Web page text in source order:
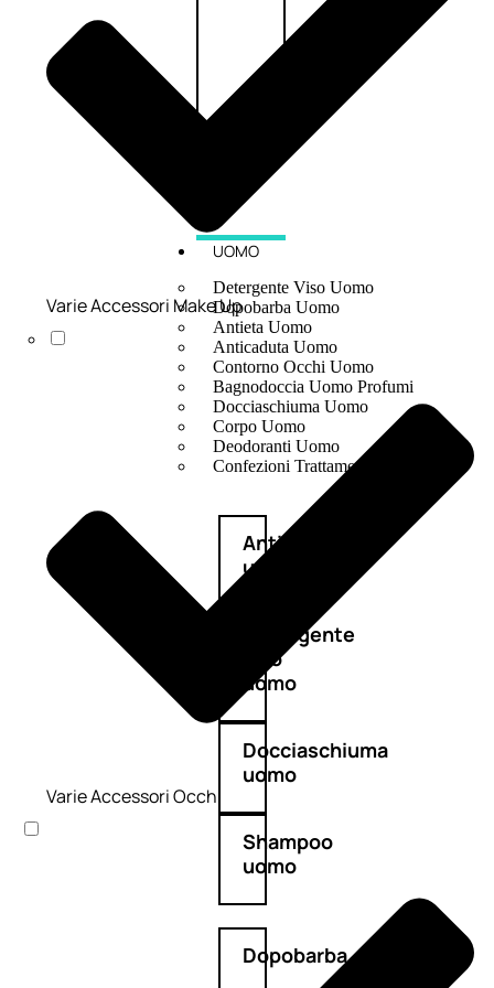
UOMO
Detergente Viso Uomo
Dopobarba Uomo
Antieta Uomo
Anticaduta Uomo
Contorno Occhi Uomo
Bagnodoccia Uomo Profumi
Docciaschiuma Uomo
Corpo Uomo
Deodoranti Uomo
Confezioni Trattamenti Uomo
Antietà
uomo
Detergente
viso
uomo
Docciaschiuma
uomo
Shampoo
uomo
Dopobarba
Varie Accessori Make Up
Varie Accessori Occhi